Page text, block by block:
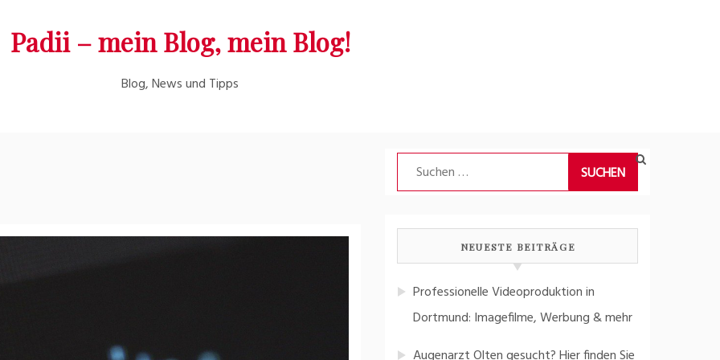
Padii – mein Blog, mein Blog!
Blog, News und Tipps
Suchen
nach:
NEUESTE BEITRÄGE
Professionelle Videoproduktion in
Dortmund: Imagefilme, Werbung & mehr